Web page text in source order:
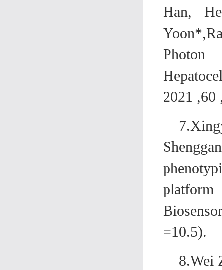
Han,
2021 ,60
platform
=10.5).
8.Wei